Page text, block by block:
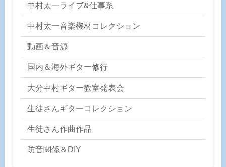
中村太一ライブ&仕事系
中村太一音楽機材コレクション
動画＆音源
国内＆海外ギター修行
大分中村ギター教室発表会
生徒さんギターコレクション
生徒さん作曲作品
防音関係＆DIY